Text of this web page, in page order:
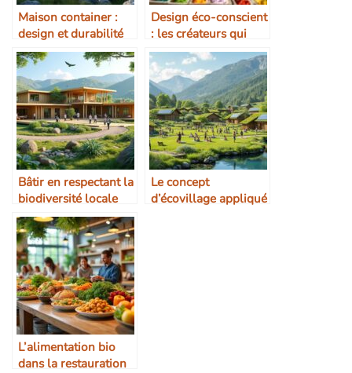
Maison container :
design et durabilité
Design éco-conscient
: les créateurs qui
inspirent
Bâtir en respectant la
biodiversité locale
Le concept
d’écovillage appliqué
L’alimentation bio
dans la restauration